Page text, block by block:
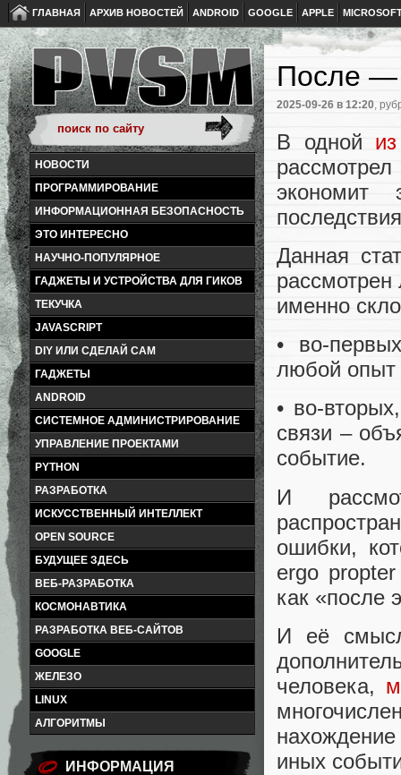
ГЛАВНАЯ АРХИВ НОВОСТЕЙ ANDROID GOOGLE APPLE
НОВОСТИ
ПРОГРАММИРОВАНИЕ
ИНФОРМАЦИОННАЯ БЕЗОПАСНОСТЬ
ЭТО ИНТЕРЕСНО
НАУЧНО-ПОПУЛЯРНОЕ
ГАДЖЕТЫ И УСТРОЙСТВА ДЛЯ ГИКОВ
ТЕКУЧКА
JAVASCRIPT
DIY ИЛИ СДЕЛАЙ САМ
ГАДЖЕТЫ
ANDROID
СИСТЕМНОЕ АДМИНИСТРИРОВАНИЕ
УПРАВЛЕНИЕ ПРОЕКТАМИ
PYTHON
РАЗРАБОТКА
ИСКУССТВЕННЫЙ ИНТЕЛЛЕКТ
OPEN SOURCE
БУДУЩЕЕ ЗДЕСЬ
ВЕБ-РАЗРАБОТКА
КОСМОНАВТИКА
РАЗРАБОТКА ВЕБ-САЙТОВ
GOOGLE
ЖЕЛЕЗО
LINUX
АЛГОРИТМЫ
ИНФОРМАЦИЯ
После —
2025-09-26 в 12:20,
В одной
экономит
Данная
рассмотрен
именно
• во-
любой
• во-
связи –
событие.
И
ошибки,
ergo
как «после
И её
человека,
иных